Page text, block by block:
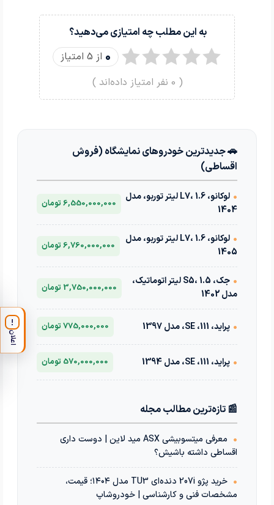
به این مطلب چه امتیازی می‌دهید؟
0 از 5 امتیاز
(
0 نفر امتیاز داده‌اند )
🚗 جدیدترین خودروهای نمایشگاه (فروش
اقساطی)
•
لوکانو، L7، 1.6 لیتر توربو، مدل
1404
6,550,000,000 تومان
•
لوکانو، L7، 1.6 لیتر توربو، مدل
1405
6,760,000,000 تومان
•
جک، S5، 1.5 لیتر اتوماتیک،
مدل 1402
3,750,000,000 تومان
• پراید، 111، SE، مدل 1397 775,000,000 تومان
• پراید، 111، SE، مدل 1394 570,000,000 تومان
📰 تازه‌ترین مطالب مجله
•
معرفی میتسوبیشی ASX مید لاین | دوست داری
اقساطی داشته باشیش؟
•
خرید پژو 207i دنده‌ای TU3 مدل ۱۴۰۴؛ قیمت،
مشخصات فنی و کارشناسی | خودروشاپ
!
اعلان